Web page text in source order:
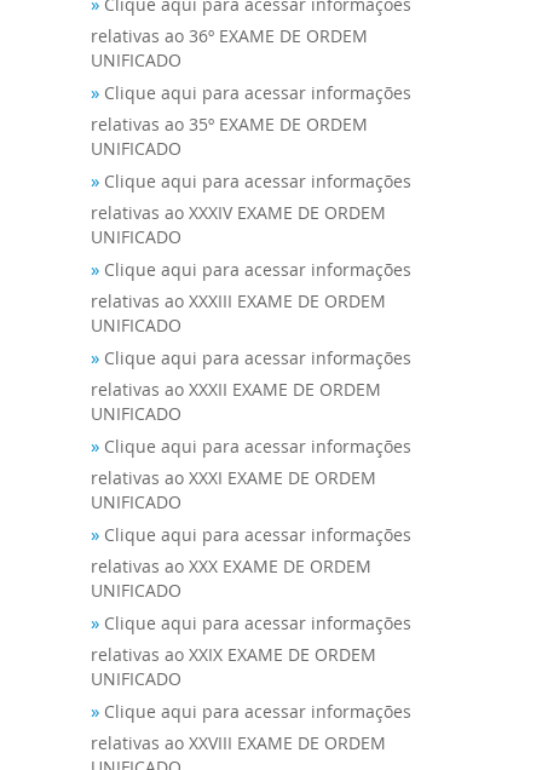
relativas ao 36º EXAME DE ORDEM
UNIFICADO
» Clique aqui para acessar informações
relativas ao 35º EXAME DE ORDEM
UNIFICADO
» Clique aqui para acessar informações
relativas ao XXXIV EXAME DE ORDEM
UNIFICADO
» Clique aqui para acessar informações
relativas ao XXXIII EXAME DE ORDEM
UNIFICADO
» Clique aqui para acessar informações
relativas ao XXXII EXAME DE ORDEM
UNIFICADO
» Clique aqui para acessar informações
relativas ao XXXI EXAME DE ORDEM
UNIFICADO
» Clique aqui para acessar informações
relativas ao XXX EXAME DE ORDEM
UNIFICADO
» Clique aqui para acessar informações
relativas ao XXIX EXAME DE ORDEM
UNIFICADO
» Clique aqui para acessar informações
relativas ao XXVIII EXAME DE ORDEM